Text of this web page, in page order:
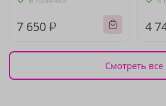
7 650 ₽ 4
Смотреть все